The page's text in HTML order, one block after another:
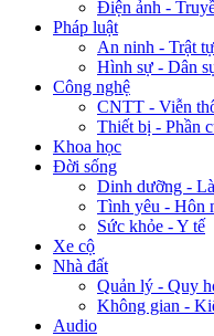
Điện ảnh -
Pháp luật
An ninh - Trật tự
Hình sự - Dân
Công nghệ
CNTT - Viễn
Thiết bị - Phần
Khoa học
Đời sống
Dinh dưỡng -
Tình yêu - Hôn
Sức khỏe - Y tế
Xe cộ
Nhà đất
Quản lý - Quy
Không gian -
Audio